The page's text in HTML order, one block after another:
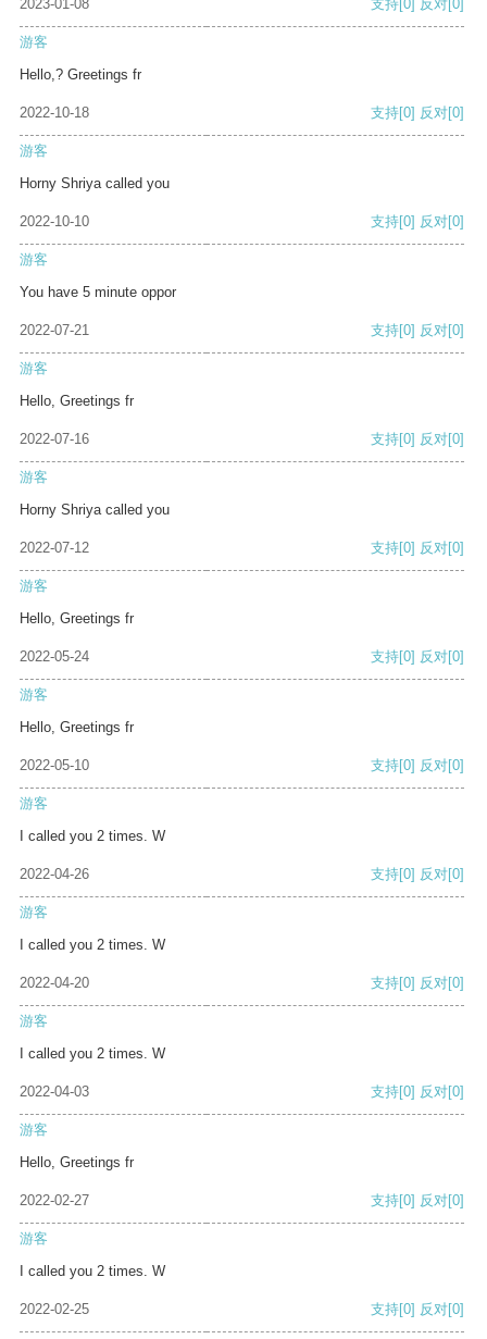
2023-01-08 支持[0] 反对[0]
游客
Hello,? Greetings fr
2022-10-18 支持[0] 反对[0]
游客
Horny Shriya called you
2022-10-10 支持[0] 反对[0]
游客
You have 5 minute oppor
2022-07-21 支持[0] 反对[0]
游客
Hello, Greetings fr
2022-07-16 支持[0] 反对[0]
游客
Horny Shriya called you
2022-07-12 支持[0] 反对[0]
游客
Hello, Greetings fr
2022-05-24 支持[0] 反对[0]
游客
Hello, Greetings fr
2022-05-10 支持[0] 反对[0]
游客
I called you 2 times. W
2022-04-26 支持[0] 反对[0]
游客
I called you 2 times. W
2022-04-20 支持[0] 反对[0]
游客
I called you 2 times. W
2022-04-03 支持[0] 反对[0]
游客
Hello, Greetings fr
2022-02-27 支持[0] 反对[0]
游客
I called you 2 times. W
2022-02-25 支持[0] 反对[0]